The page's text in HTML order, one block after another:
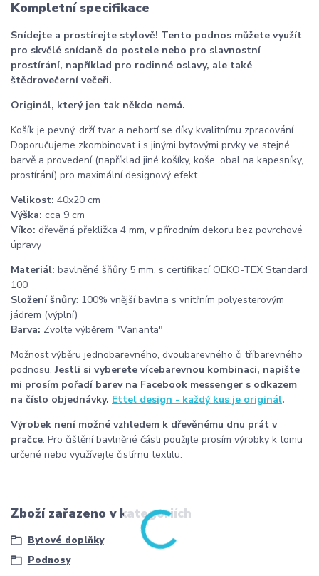
Kompletní specifikace
Snídejte a prostírejte stylově! Tento podnos můžete využít
pro skvělé snídaně do postele nebo pro slavnostní
prostírání, například pro rodinné oslavy, ale také
štědrovečerní večeři.
Originál, který jen tak někdo nemá.
Košík je pevný, drží tvar a nebortí se díky kvalitnímu zpracování.
Doporučujeme zkombinovat i s jinými bytovými prvky ve stejné
barvě a provedení (například jiné košíky, koše, obal na kapesníky,
prostírání) pro maximální designový efekt.
Velikost: 40x20 cm
Výška: cca 9 cm
Víko: dřevěná překližka 4 mm, v přírodním dekoru bez povrchové
úpravy
Materiál: bavlněné šňůry 5 mm, s certifikací OEKO-TEX Standard
100
Složení šnůry: 100% vnější bavlna s vnitřním polyesterovým
jádrem (výplní)
Barva: Zvolte výběrem "Varianta"
Možnost výběru jednobarevného, dvoubarevného či tříbarevného
podnosu.Jestli si vyberete vícebarevnou kombinaci, napište
mi prosím pořadí barev na Facebook messenger s odkazem
na číslo objednávky. Ettel design - každý kus je originál.
Výrobek není možné vzhledem k dřevěnému dnu prát v
pračce. Pro čištění bavlněné části použijte prosím výrobky k tomu
určené nebo využívejte čistírnu textilu.
Zboží zařazeno v kategoriích
Bytové doplňky
Podnosy